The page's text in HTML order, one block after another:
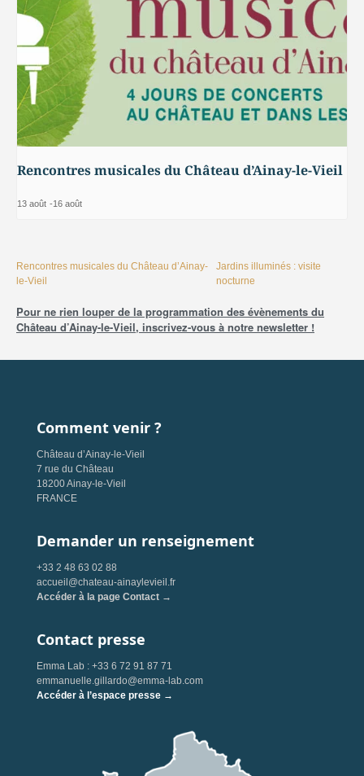
Rencontres musicales du Château d’Ainay-le-Vieil
13 août -16 août
Rencontres musicales du Château d’Ainay-
le-Vieil
Jardins illuminés : visite
nocturne
Pour ne rien louper de la programmation des évènements du
Château d’Ainay-le-Vieil, inscrivez-vous à notre newsletter !
Comment venir ?
Château d’Ainay-le-Vieil
7 rue du Château
18200 Ainay-le-Vieil
FRANCE
Demander un renseignement
+33 2 48 63 02 88
accueil@chateau-ainaylevieil.fr
Accéder à la page Contact →
Contact presse
Emma Lab : +33 6 72 91 87 71
emmanuelle.gillardo@emma-lab.com
Accéder à l’espace presse →